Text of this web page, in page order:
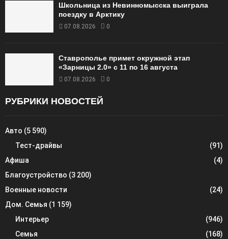
Школьница из Невинномысска выиграла
поездку в Арктику
07.08.2026 0
Ставрополье примет окружной этап
«Зарницы 2.0» с 11 по 16 августа
07.08.2026 0
РУБРИКИ НОВОСТЕЙ
Авто (5 590)
Тест-драйвы
(91)
Афиша
(4)
Благоустройство (3 200)
Военные новости
(24)
Дом. Семья (1 159)
Интерьер
(946)
Семья
(168)